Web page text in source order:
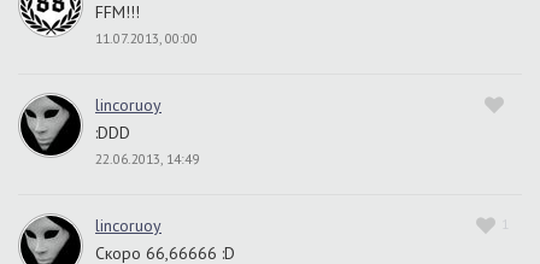
FFM!!!
11.07.2013, 00:00
lincoruoy
:DDD
22.06.2013, 14:49
1
lincoruoy
Скоро 66,66666 :D